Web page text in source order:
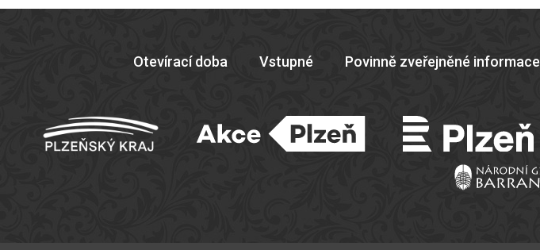
Otevírací doba Vstupné Povinně zveřejněné informace